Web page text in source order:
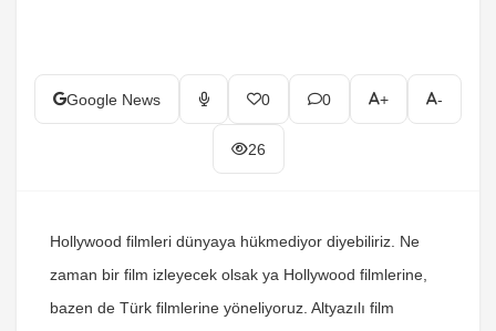
Google News 0 0 + -
26
Hollywood filmleri dünyaya hükmediyor diyebiliriz. Ne
zaman bir film izleyecek olsak ya Hollywood filmlerine,
bazen de Türk filmlerine yöneliyoruz. Altyazılı film